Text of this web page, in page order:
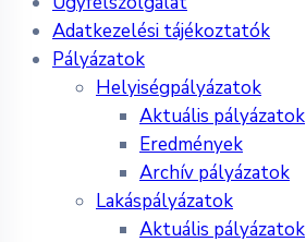
Adatkezelési tájékoztatók
Pályázatok
Helyiségpályázatok
Aktuális pályázatok
Eredmények
Archív pályázatok
Lakáspályázatok
Aktuális pályázatok